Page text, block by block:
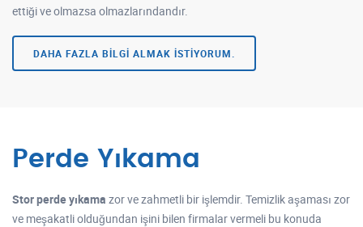
ettiği ve olmazsa olmazlarındandır.
DAHA FAZLA BILGI ALMAK İSTIYORUM.
Perde Yıkama
Stor perde yıkama zor ve zahmetli bir işlemdir. Temizlik aşaması zor
ve meşakatli olduğundan işini bilen firmalar vermeli bu konuda